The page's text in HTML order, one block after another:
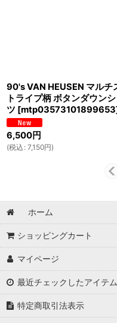
90's VAN HEUSEN マルチ
トライプ柄 ボタンダウンシ
ツ [mtp03573101899653
6,500円
(税込 : 7,150円)
ホーム
ショッピングカート
マイページ
最近チェックしたアイテム
特定商取引法表示